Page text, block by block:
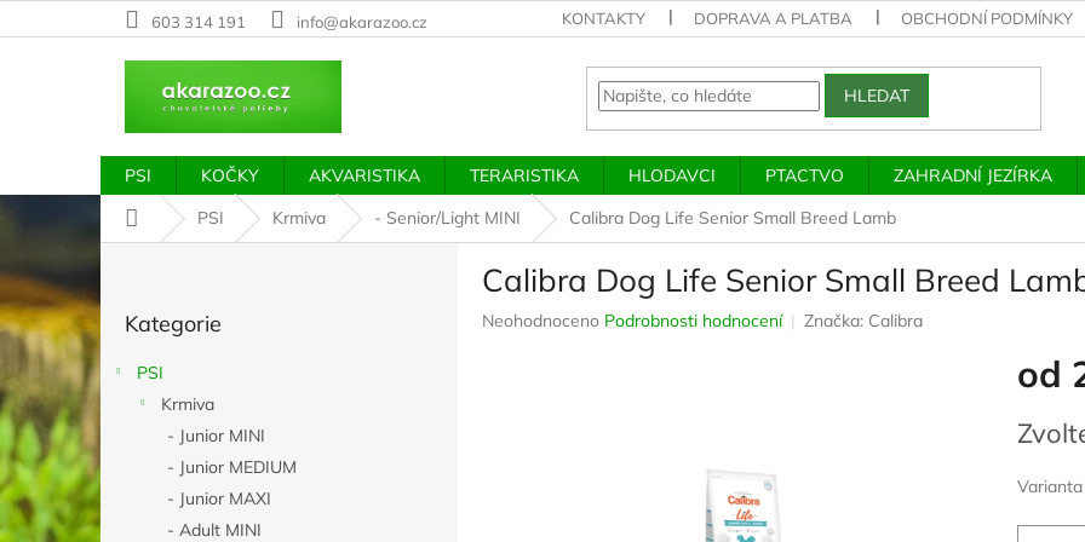
na
603 314 191 info@akarazoo.cz KONTAKTY DOPRAVA A PLATBA OBCHODNÍ PODMÍNKY
HLEDAT
PSI KOČKY AKVARISTIKA TERARISTIKA HLODAVCI PTACTVO ZAHRADNÍ JEZÍRKA
Domů
PSI Krmiva - Senior/Light MINI Calibra Dog Life Senior Small Breed Lamb
s
t
r
a
í
p
a
kategorie
Kategorie
PSI
Krmiva
- Junior MINI
- Junior MEDIUM
- Junior MAXI
- Adult MINI
Calibra Dog Life Senior Small Breed
Průměrné
Neohodnoceno Podrobnosti hodnocení Značka: Calibra
od
cena:
Varianta